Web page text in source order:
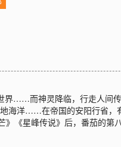
……而神灵降临，行走人间
地海洋……在帝国的安阳行省
《星峰传说》后，番茄的第八